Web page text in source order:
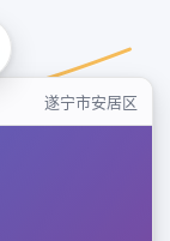
遂宁市安居区